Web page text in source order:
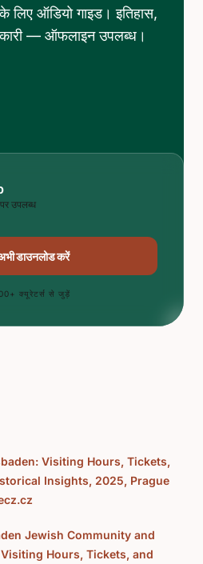
ऑडियो गाइड। इतिहास,
— ऑफलाइन उपलब्ध।
उपलब्ध
डाउनलोड करें
क्यूरेटर्स से जुड़ें
Visiting Hours, Tickets,
Insights, 2025, Prague
Jewish Community and
Hours, Tickets, and